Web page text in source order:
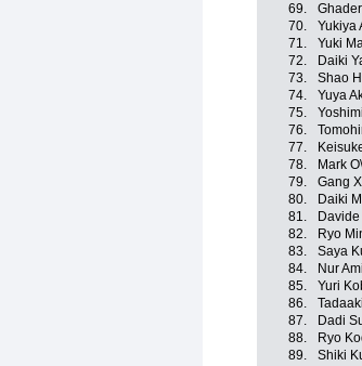
69.
70.
Yukiya
71.
Yuki
72.
Daiki
73.
Shao
74.
Yuya
75.
76.
77.
78.
Mark
79.
Gang
80.
Daiki
81.
82.
Ryo
83.
Saya
84.
Nur
85.
Yuri
86.
87.
Dadi
88.
Ryo
89.
Shiki